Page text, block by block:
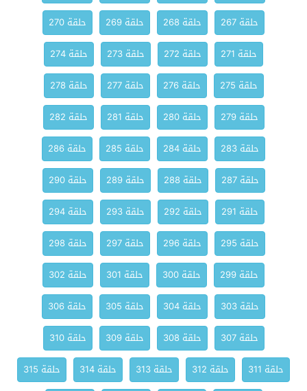
حلقة 267
حلقة 268 حلقة 269
حلقة 270
حلقة 271
حلقة 272 حلقة 273
حلقة 274
حلقة 275
حلقة 276 حلقة 277
حلقة 278
حلقة 279
حلقة 280 حلقة 281
حلقة 282
حلقة 283
حلقة 284 حلقة 285
حلقة 286
حلقة 287
حلقة 288 حلقة 289
حلقة 290
حلقة 291
حلقة 292 حلقة 293
حلقة 294
حلقة 295
حلقة 296 حلقة 297
حلقة 298
حلقة 299
حلقة 300 حلقة 301
حلقة 302
حلقة 303
حلقة 304 حلقة 305
حلقة 306
حلقة 307
حلقة 308 حلقة 309
حلقة 310
حلقة 311
حلقة 312 حلقة 313 حلقة 314
حلقة 315